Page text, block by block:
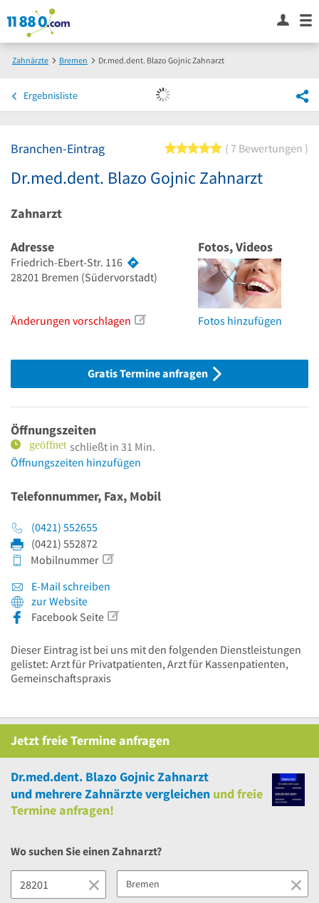
Zahnärzte Bremen Dr.med.dent. Blazo Gojnic Zahnarzt
Ergebnisliste
Branchen-Eintrag 5 von 5 Sternen
7 Bewertungen
Dr.med.dent. Blazo Gojnic Zahnarzt
Zahnarzt
Adresse
Friedrich-Ebert-Str. 116
28201 Bremen (Südervorstadt)
Änderungen vorschlagen
Fotos, Videos
Fotos hinzufügen
Gratis Termine anfragen
Öffnungszeiten
schließt in 31 Min.
Öffnungszeiten hinzufügen
Telefonnummer, Fax, Mobil
(0421) 552655
(0421) 552872
Mobilnummer
E-Mail schreiben
zur Website
Facebook Seite
Dieser Eintrag ist bei uns mit den folgenden Dienstleistungen
gelistet: Arzt für Privatpatienten, Arzt für Kassenpatienten,
Gemeinschaftspraxis
JetztfreieTermine anfragen
Dr.med.dent. Blazo Gojnic Zahnarzt
und mehrereZahnärzte vergleichen undfreie
Termine anfragen!
Wo suchen Sie einen Zahnarzt?